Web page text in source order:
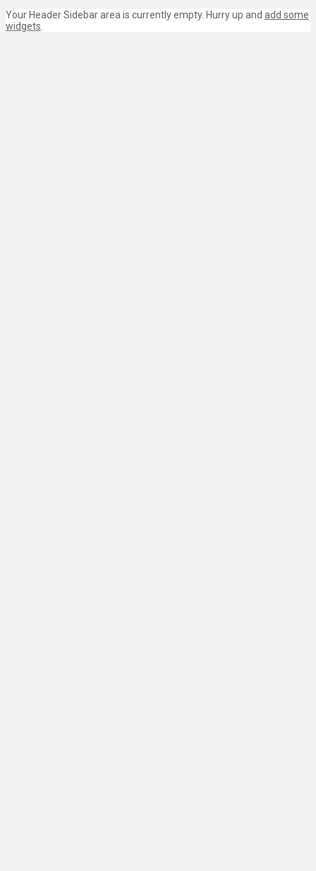
Your Header Sidebar area is currently empty. Hurry up and add some
widgets